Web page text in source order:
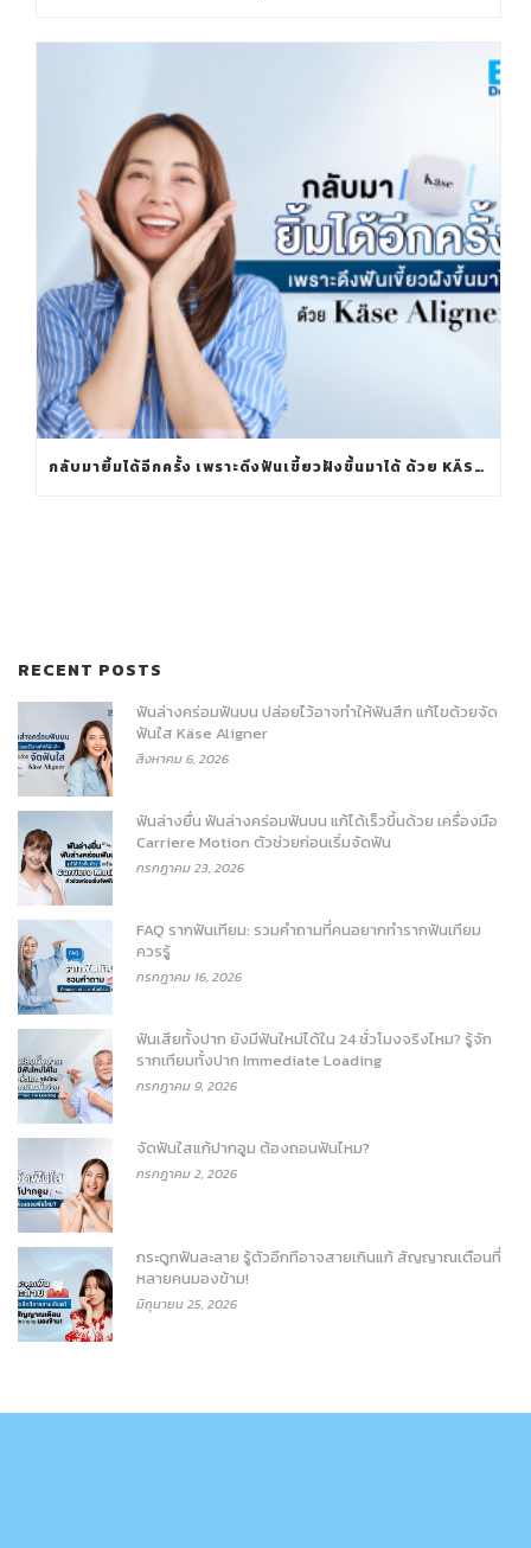
กลับมายิ้มได้อีกครั้ง เพราะดึงฟันเขี้ยวฝังขึ้นมาได้ ด้วย KÄSE ALIGNER
RECENT POSTS
ฟันล่างคร่อมฟันบน ปล่อยไว้อาจทำให้ฟันสึก แก้ไขด้วยจัด
ฟันใส Käse Aligner
สิงหาคม 6, 2026
ฟันล่างยื่น ฟันล่างคร่อมฟันบน แก้ได้เร็วขึ้นด้วย เครื่องมือ
Carriere Motion ตัวช่วยก่อนเริ่มจัดฟัน
กรกฎาคม 23, 2026
FAQ รากฟันเทียม: รวมคำถามที่คนอยากทำรากฟันเทียม
ควรรู้
กรกฎาคม 16, 2026
ฟันเสียทั้งปาก ยังมีฟันใหม่ได้ใน 24 ชั่วโมงจริงไหม? รู้จัก
รากเทียมทั้งปาก Immediate Loading
กรกฎาคม 9, 2026
จัดฟันใสแก้ปากอูม ต้องถอนฟันไหม?
กรกฎาคม 2, 2026
กระดูกฟันละลาย รู้ตัวอีกทีอาจสายเกินแก้ สัญญาณเตือนที่
หลายคนมองข้าม!
มิถุนายน 25, 2026